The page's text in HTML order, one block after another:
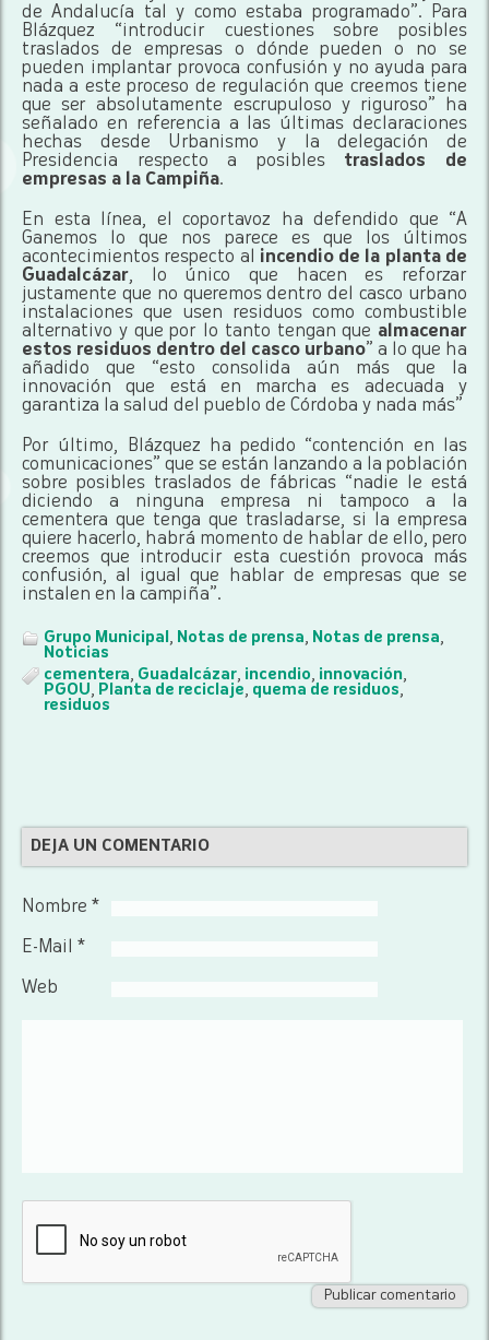
de Andalucía tal y como estaba programado”. Para
Blázquez “introducir cuestiones sobre posibles
traslados de empresas o dónde pueden o no se
pueden implantar provoca confusión y no ayuda para
nada a este proceso de regulación que creemos tiene
que ser absolutamente escrupuloso y riguroso” ha
señalado en referencia a las últimas declaraciones
hechas desde Urbanismo y la delegación de
Presidencia respecto a posibles traslados de
empresas a la Campiña.
En esta línea, el coportavoz ha defendido que “A
Ganemos lo que nos parece es que los últimos
acontecimientos respecto al incendio de la planta de
Guadalcázar, lo único que hacen es reforzar
justamente que no queremos dentro del casco urbano
instalaciones que usen residuos como combustible
alternativo y que por lo tanto tengan que almacenar
estos residuos dentro del casco urbano” a lo que ha
añadido que “esto consolida aún más que la
innovación que está en marcha es adecuada y
garantiza la salud del pueblo de Córdoba y nada más”
Por último, Blázquez ha pedido “contención en las
comunicaciones” que se están lanzando a la población
sobre posibles traslados de fábricas “nadie le está
diciendo a ninguna empresa ni tampoco a la
cementera que tenga que trasladarse, si la empresa
quiere hacerlo, habrá momento de hablar de ello, pero
creemos que introducir esta cuestión provoca más
confusión, al igual que hablar de empresas que se
instalen en la campiña”.
Grupo Municipal , Notas de prensa, Notas de prensa,
Noticias
cementera, Guadalcázar, incendio, innovación,
PGOU, Planta de reciclaje, quema de residuos,
residuos
DEJA UN COMENTARIO
Nombre *
E-Mail *
Web